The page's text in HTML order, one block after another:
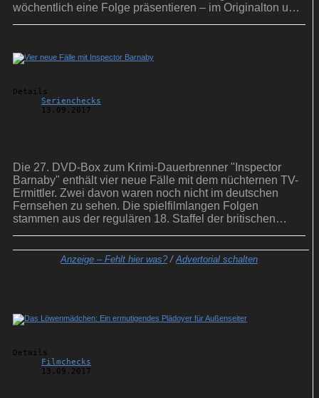
wöchentlich eine Folge präsentieren – im Originalton und
Details
Serienchecks
13.09.2017
Die 27. DVD-Box zum Krimi-Dauerbrenner "Inspector
Barnaby" enthält vier neue Fälle mit dem nüchternen TV-
Ermittler. Zwei davon waren noch nicht im deutschen
Fernsehen zu sehen. Die spielfilmlangen Folgen
stammen aus der regulären 18. Staffel der britischen
Anzeige – Fehlt hier was? / Advertorial schalten
Details
Filmchecks
13.09.2017